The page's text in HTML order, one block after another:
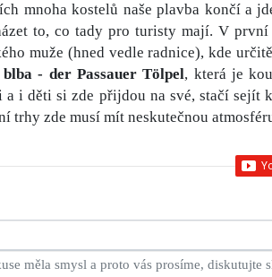
mnoha kostelů naše plavba končí a
to, co tady pro turisty mají. V
muže (hned vedle radnice), kde
blba - der Passauer Tölpel, která je
i děti si zde přijdou na své, stačí sejít
trhy zde musí mít neskutečnou